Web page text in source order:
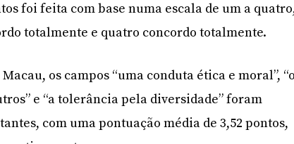
foi feita com base numa escala de um a
totalmente e quatro concordo totalmente.
os campos “uma conduta ética e moral”, “o
e “a tolerância pela diversidade” foram
com uma pontuação média de 3,52 pontos,